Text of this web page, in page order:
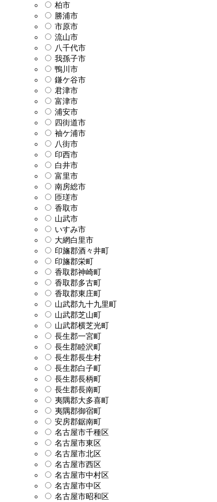
柏市
勝浦市
市原市
流山市
八千代市
我孫子市
鴨川市
鎌ケ谷市
君津市
富津市
浦安市
四街道市
袖ケ浦市
八街市
印西市
白井市
富里市
南房総市
匝瑳市
香取市
山武市
いすみ市
大網白里市
印旛郡酒々井町
印旛郡栄町
香取郡神崎町
香取郡多古町
香取郡東庄町
山武郡九十九里町
山武郡芝山町
山武郡横芝光町
長生郡一宮町
長生郡睦沢町
長生郡長生村
長生郡白子町
長生郡長柄町
長生郡長南町
夷隅郡大多喜町
夷隅郡御宿町
安房郡鋸南町
名古屋市千種区
名古屋市東区
名古屋市北区
名古屋市西区
名古屋市中村区
名古屋市中区
名古屋市昭和区